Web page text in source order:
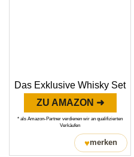
Das Exklusive Whisky Set
ZU AMAZON ➜
* als Amazon-Partner verdienen wir an qualifizierten
Verkäufen
♥merken